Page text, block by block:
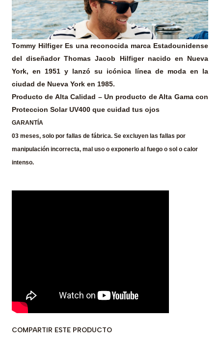
Tommy Hilfiger Es una reconocida marca Estadounidense
del diseñador Thomas Jacob Hilfiger nacido en Nueva
York, en 1951 y lanzó su icónica línea de moda en la
ciudad de Nueva York en 1985.
Producto de Alta Calidad – Un producto de Alta Gama con
Proteccion Solar UV400 que cuidad tus ojos
GARANTÍA
03 meses, solo por fallas de fábrica. Se excluyen las fallas por
manipulación incorrecta, mal uso o exponerlo al fuego o sol o calor
intenso.
COMPARTIR ESTE PRODUCTO